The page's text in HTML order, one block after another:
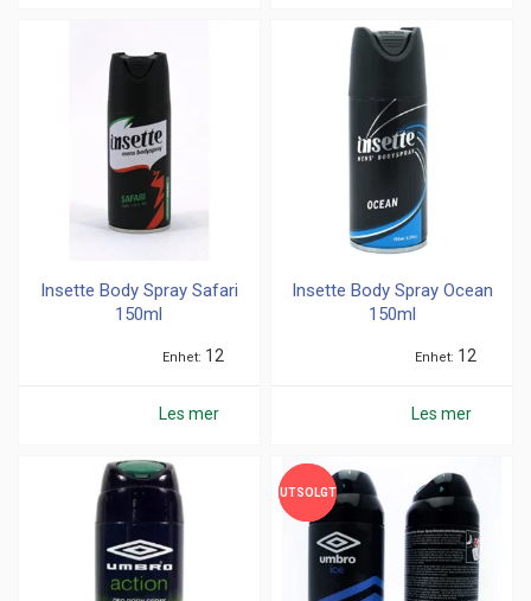
Insette Body Spray Safari
150ml
Enhet 12
Les mer
Insette Body Spray Ocean
150ml
Enhet 12
Les mer
UTSOLGT
UTSOLGT